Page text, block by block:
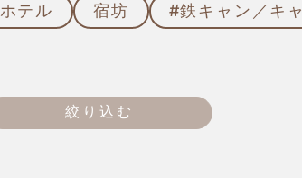
ホテル 宿坊 #鉄キャン／キ